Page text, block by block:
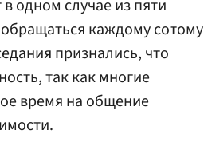
одном случае из пяти
каждому сотому
признались, что
так как многие
время на общение